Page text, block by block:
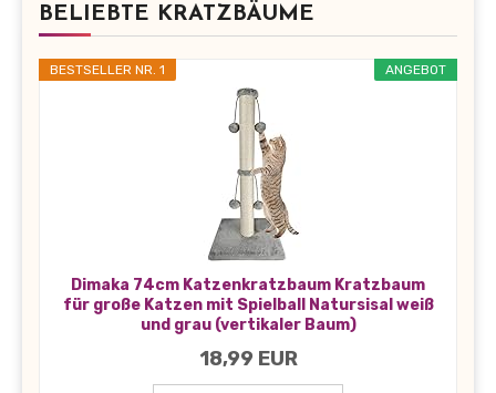
BELIEBTE KRATZBÄUME
ANGEBOT
BESTSELLER NR. 1
Dimaka 74cm Katzenkratzbaum Kratzbaum
für große Katzen mit Spielball Natursisal weiß
und grau (vertikaler Baum)
18,99 EUR